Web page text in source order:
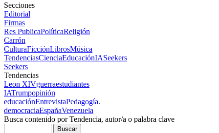
Secciones
Editorial
Firmas
Res PublicaPolíticaReligión
Carrón
CulturaFicciónLibrosMúsica
TendenciasCienciaEducaciónIASeekers
Seekers
Tendencias
Leon XIVguerraestudiantes
IATrumpopinión
educaciónEntrevistaPedagogía.
democraciaEspañaVenezuela
Busca contenido por Tendencia, autor/a o palabra clave